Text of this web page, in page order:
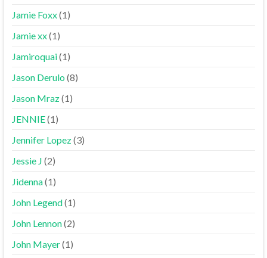
Jamie Foxx(1)
Jamie xx(1)
Jamiroquai(1)
Jason Derulo(8)
Jason Mraz(1)
JENNIE(1)
Jennifer Lopez(3)
Jessie J (2)
Jidenna(1)
John Legend(1)
John Lennon(2)
John Mayer(1)